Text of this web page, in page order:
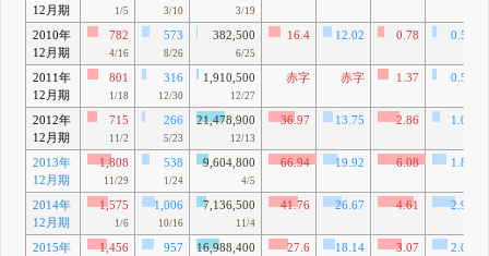
12月期
1/5 3/10 3/19
2010年
12月期
782
4/16
573
8/26
382,500
6/25
16.4 12.02 0.78 0.57
2011年
12月期
801
1/18
316
12/30
1,910,500
12/27
赤字 赤字 1.37 0.54
2012年
12月期
715
11/2
266
5/23
21,478,900
12/13
36.97 13.75 2.86 1.06
2013年
12月期
1,808
11/29
538
1/24
9,604,800
4/5
66.94 19.92 6.08 1.81
2014年
12月期
1,575
1/6
1,006
10/16
7,136,500
11/4
41.76 26.67 4.61 2.95
2015年
1,456 957 16,988,400 27.6 18.14 3.07 2.02